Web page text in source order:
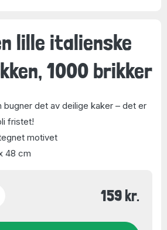
lille italienske
1000 brikker
bugner det av deilige kaker – det er
fristet!
motivet
48 cm
159 kr.